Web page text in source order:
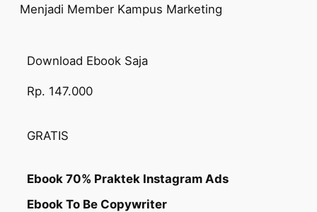
Menjadi Member Kampus Marketing
Download Ebook Saja
Rp. 147.000
GRATIS
Ebook 70% Praktek Instagram Ads
Ebook To Be Copywriter